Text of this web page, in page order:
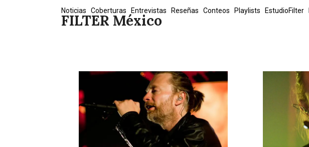
FILTER México
Noticias Coberturas Entrevistas Reseñas Conteos Playlists EstudioFilter